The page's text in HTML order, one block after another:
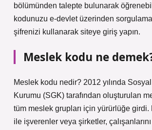
bölümünden talepte bulunarak
kodunuzu e-devlet üzerinden
şifrenizi kullanarak siteye giriş yapın.
Meslek kodu ne
Meslek kodu nedir? 2012 yılında
Kurumu (SGK) tarafından oluşturulan
tüm meslek grupları için yürürlüğe girdi.
ile işverenler veya şirketler,